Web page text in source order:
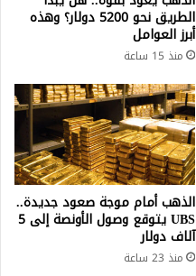
الطريق نحو 5200 دولار؟ وهذه
أبرز العوامل
منذ 15 ساعة
الذهب أمام موجة صعود جديدة..
UBS يتوقع وصول الأونصة إلى 5
آلاف دولار
منذ 23 ساعة